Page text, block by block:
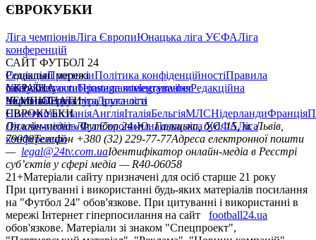
ЄВРОКУБКИ
Ліга чемпіонівЛіга ЄвропиЮнацька ліга УЄФАЛіга
конференцій
САЙТ ФУТБОЛ 24
РедакціяПрогнозиПолітика конфіденційностіПравила
сайтуКонтактиПравила коментуванняРедакційна
політикаСтруктура власності
Соціальні мережі
facebookxyoutubeinstagramtelegramviber
УКРАЇНА
УкраїнаПерша лігаДруга ліга
ЧЕМПІОНАТИ
НімеччинаІспаніяАнгліяІталіяБельгіяМЛСНідерландиФранція
ЄВРОКУБКИ
Ліга чемпіонівЛіга ЄвропиЮнацька ліга УЄФАЛіга
конференцій
Онлайн-медіа «Футбол 24»пл. Галицька, буд. 15, м. Львів,
79008Телефон +380 (32) 229-77-77Адреса електронної пошти
— legal@24tv.com.uaІдентифікатор онлайн-медіа в Реєстрі
суб’єктів у сфері медіа — R40-06058
21+Матеріали сайту призначені для осіб старше 21 року
При цитуванні і використанні будь-яких матеріалів посилання
на "Футбол 24" обов'язкове. При цитуванні і використанні в
мережі Інтернет гіперпосилання на сайт
football24.ua
обов'язкове. Матеріали зі знаком "Спецпроект",